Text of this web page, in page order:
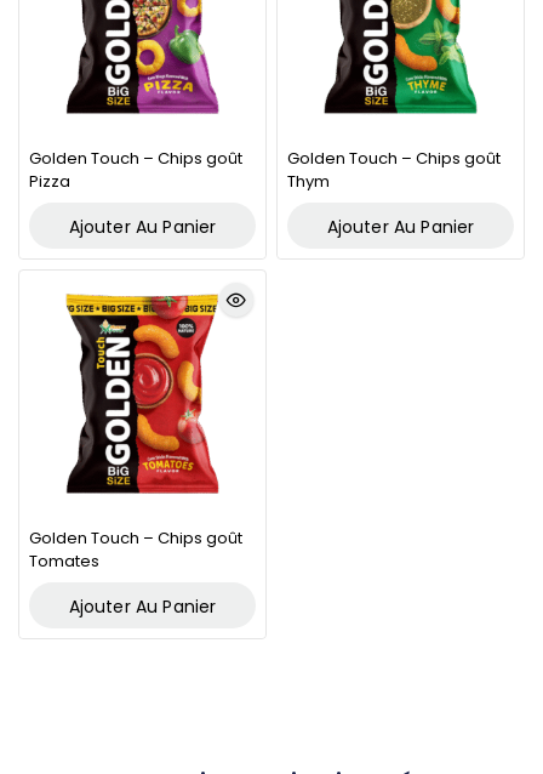
Golden Touch – Chips goût
Pizza
Ajouter Au Panier
Golden Touch – Chips goût
Thym
Ajouter Au Panier
Golden Touch – Chips goût
Tomates
Ajouter Au Panier